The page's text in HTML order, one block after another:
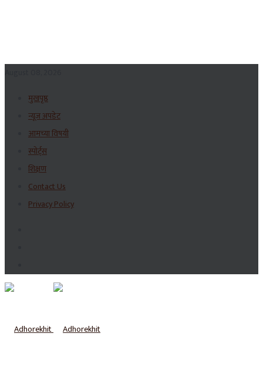
मुखपृष्ठ
न्यूज अपडेट
आमच्या विषयी
स्पोर्ट्स
शिक्षण
Contact Us
Privacy Policy